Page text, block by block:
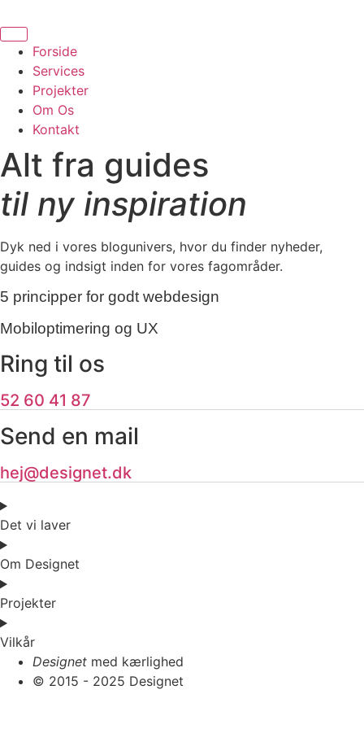
til
indholdForside
Services
Projekter
Om Os
Kontakt
Alt fra guides
til ny inspiration
Dyk ned i vores blogunivers, hvor du finder nyheder,
guides og indsigt inden for vores fagområder.
5 principper for godt webdesign
Mobiloptimering og UX
Ring til os
52 60 41 87
Send en mail
hej@designet.dk
Det vi laver
Om Designet
Projekter
Vilkår
Designet med kærlighed
© 2015 - 2025 Designet